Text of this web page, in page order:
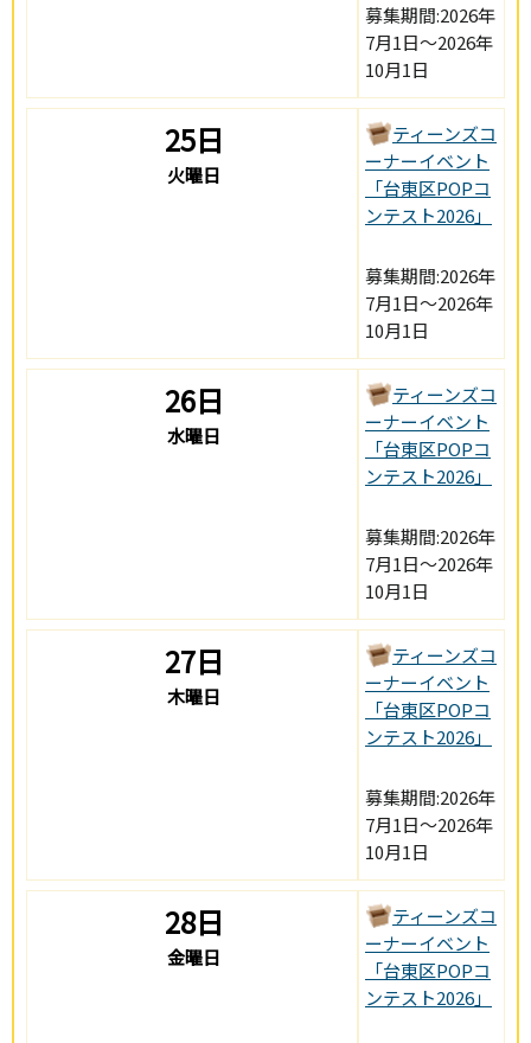
募集期間:2026年
7月1日～2026年
10月1日
25日
火曜日
ティーンズコ
ーナーイベント
「台東区POPコ
ンテスト2026」
募集期間:2026年
7月1日～2026年
10月1日
26日
水曜日
ティーンズコ
ーナーイベント
「台東区POPコ
ンテスト2026」
募集期間:2026年
7月1日～2026年
10月1日
27日
木曜日
ティーンズコ
ーナーイベント
「台東区POPコ
ンテスト2026」
募集期間:2026年
7月1日～2026年
10月1日
28日
金曜日
ティーンズコ
ーナーイベント
「台東区POPコ
ンテスト2026」